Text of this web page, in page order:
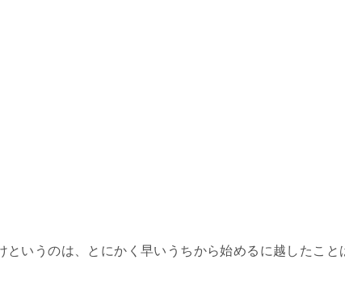
というのは、とにかく早いうちから始めるに越したこと